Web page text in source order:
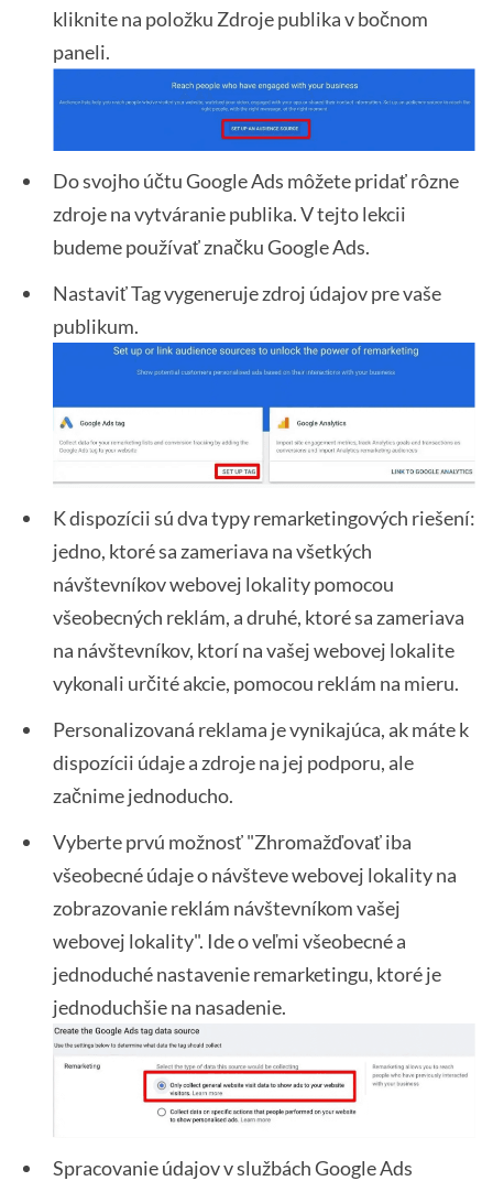
kliknite na položku Zdroje publika v bočnom
paneli.
Do svojho účtu Google Ads môžete pridať rôzne
zdroje na vytváranie publika. V tejto lekcii
budeme používať značku Google Ads.
Nastaviť Tag vygeneruje zdroj údajov pre vaše
publikum.
K dispozícii sú dva typy remarketingových riešení:
jedno, ktoré sa zameriava na všetkých
návštevníkov webovej lokality pomocou
všeobecných reklám, a druhé, ktoré sa zameriava
na návštevníkov, ktorí na vašej webovej lokalite
vykonali určité akcie, pomocou reklám na mieru.
Personalizovaná reklama je vynikajúca, ak máte k
dispozícii údaje a zdroje na jej podporu, ale
začnime jednoducho.
Vyberte prvú možnosť "Zhromažďovať iba
všeobecné údaje o návšteve webovej lokality na
zobrazovanie reklám návštevníkom vašej
webovej lokality". Ide o veľmi všeobecné a
jednoduché nastavenie remarketingu, ktoré je
jednoduchšie na nasadenie.
Spracovanie údajov v službách Google Ads